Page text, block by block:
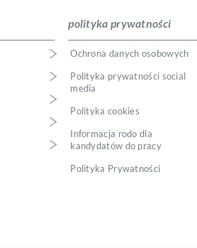
polityka prywatności
Ochrona danych osobowych
Polityka prywatności social
media
Polityka cookies
Informacja rodo dla
kandydatów do pracy
Polityka Prywatności